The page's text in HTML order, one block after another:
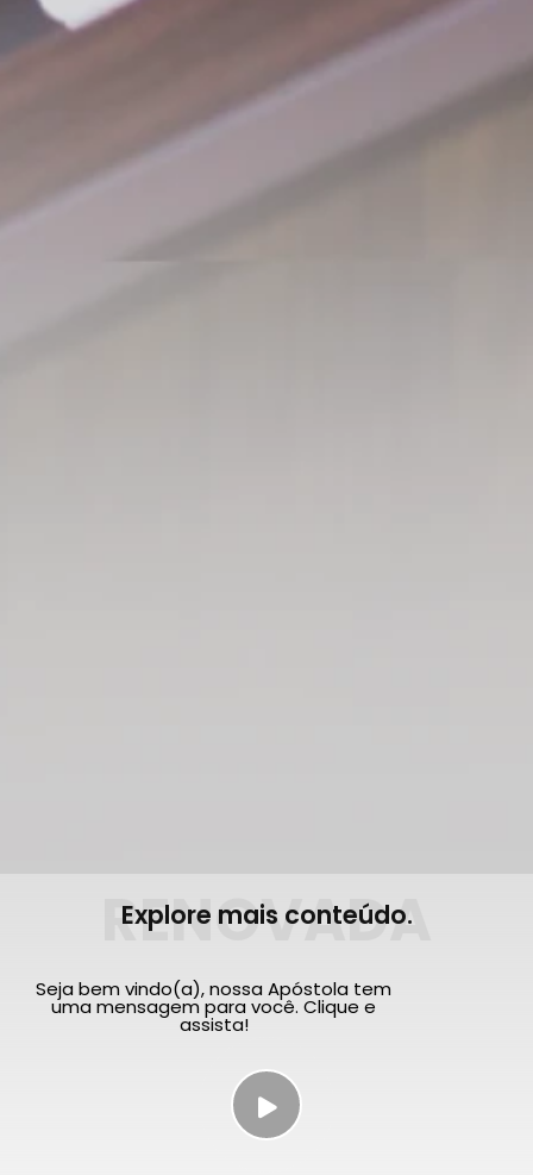
RENOVADA
Explore mais conteúdo.
Seja bem vindo(a), nossa Apóstola tem
uma mensagem para você. Clique e
assista!